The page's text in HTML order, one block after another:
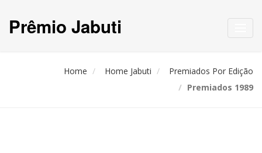
Prêmio Jabuti
Home Home Jabuti
Premiados Por Edição
Premiados 1989